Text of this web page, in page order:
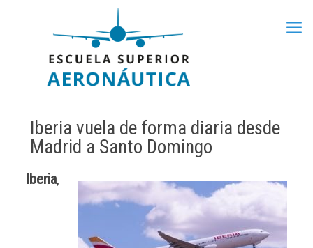
Iberia vuela de forma diaria desde
Madrid a Santo Domingo
Iberia,